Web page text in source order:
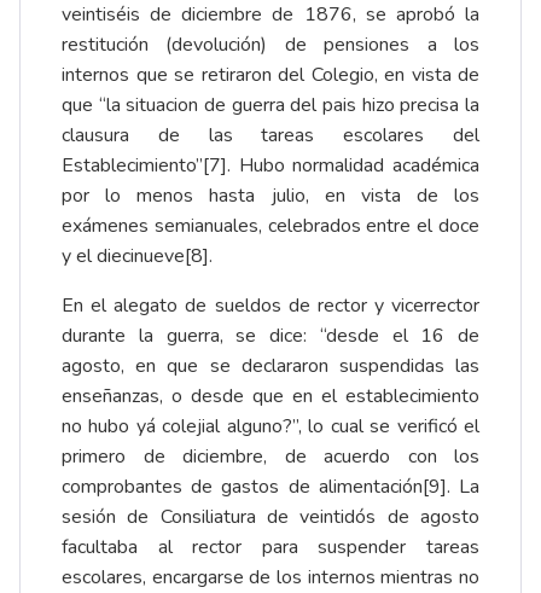
veintiséis de diciembre de 1876, se aprobó la
restitución (devolución) de pensiones a los
internos que se retiraron del Colegio, en vista de
que “la situacion de guerra del pais hizo precisa la
clausura de las tareas escolares del
Establecimiento”[7]. Hubo normalidad académica
por lo menos hasta julio, en vista de los
exámenes semianuales, celebrados entre el doce
y el diecinueve[8].
En el alegato de sueldos de rector y vicerrector
durante la guerra, se dice: “desde el 16 de
agosto, en que se declararon suspendidas las
enseñanzas, o desde que en el establecimiento
no hubo yá colejial alguno?”, lo cual se verificó el
primero de diciembre, de acuerdo con los
comprobantes de gastos de alimentación[9]. La
sesión de Consiliatura de veintidós de agosto
facultaba al rector para suspender tareas
escolares, encargarse de los internos mientras no